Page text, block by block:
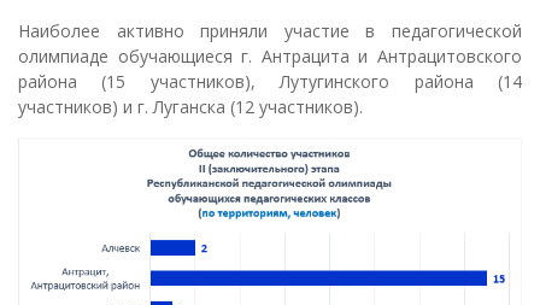
Наиболее активно приняли участие в педагогической
олимпиаде обучающиеся г. Антрацита и Антрацитовского
района (15 участников), Лутугинского района (14
участников) и г. Луганска (12 участников).